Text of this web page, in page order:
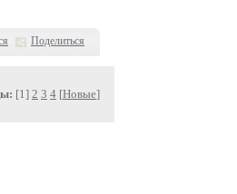
Поделиться
[1] 2 3 4 [Новые]